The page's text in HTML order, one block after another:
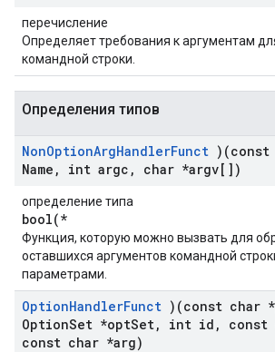
перечисление
Определяет требования к аргументам
командной строки.
Определения типов
NonOptionArgHandlerFunct )(const
Name , int argc , char *argv[])
определение типа
bool(*
Функция, которую можно вызвать для
оставшихся аргументов командной
параметрами.
OptionHandlerFunct )(const char
OptionSet *optSet, int id , const
const char *arg)